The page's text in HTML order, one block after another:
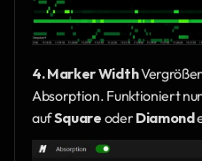
4. Marker Width
Absorption. Funktioniert
auf Square oder Diamond